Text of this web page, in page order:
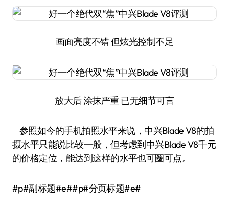
画面亮度不错 但炫光控制不足
放大后 涂抹严重 已无细节可言
参照如今的手机拍照水平来说，中兴Blade V8的拍
摄水平只能说比较一般，但考虑到中兴Blade V8千元
的价格定位，能达到这样的水平也可圈可点。
#p#副标题#e##p#分页标题#e#